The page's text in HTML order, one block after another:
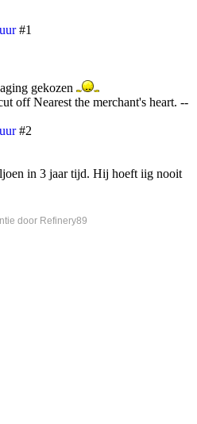
#1
gekozen
off Nearest the merchant's heart. --
#2
in 3 jaar tijd. Hij hoeft iig nooit
door Refinery89